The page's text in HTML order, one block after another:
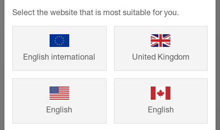
Schlüter-DILEX-HK | Product data sheet 4.11
Referenser
Från småhus till stora projekt –
Select the website that is most suitable for you.
English international United Kingdom
English English